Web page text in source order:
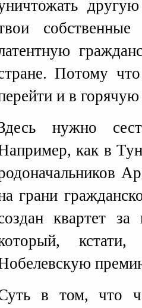
Потому
и в
нужно
как в
грани
квартет за
в том, что